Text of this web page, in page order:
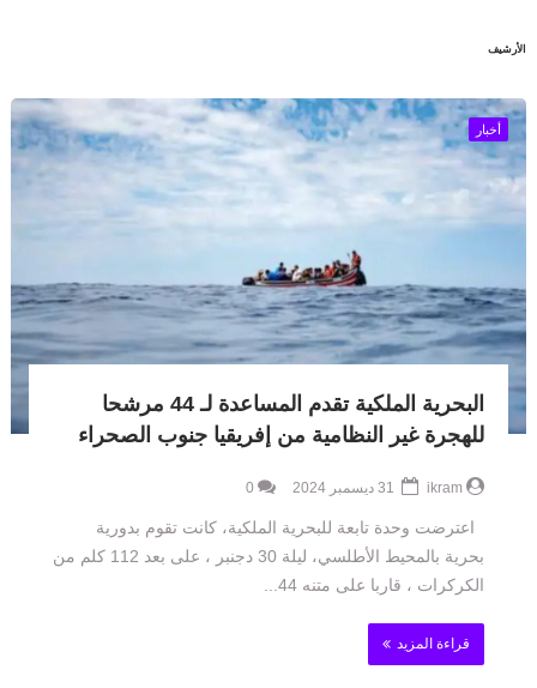
الأرشيف
أخبار
البحرية الملكية تقدم المساعدة لـ 44 مرشحا
للهجرة غير النظامية من إفريقيا جنوب الصحراء
ikram
0
اعترضت وحدة تابعة للبحرية الملكية، كانت تقوم بدورية
بحرية بالمحيط الأطلسي، ليلة 30 دجنبر ، على بعد 112 كلم من
الكركرات ، قاربا على متنه 44...
قراءة المزيد